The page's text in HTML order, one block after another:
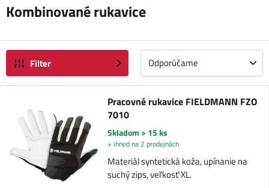
Kombinované rukavice
Filter Odporúčame
Pracovné rukavice FIELDMANN FZO
7010
Skladom > 15 ks
+ ihned na 2 prodejnách
Materiál syntetická koža, upínanie na
suchý zips, veľkosť XL.